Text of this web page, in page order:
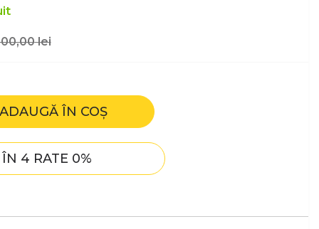
lei
ADAUGĂ ÎN COȘ
4 RATE 0%